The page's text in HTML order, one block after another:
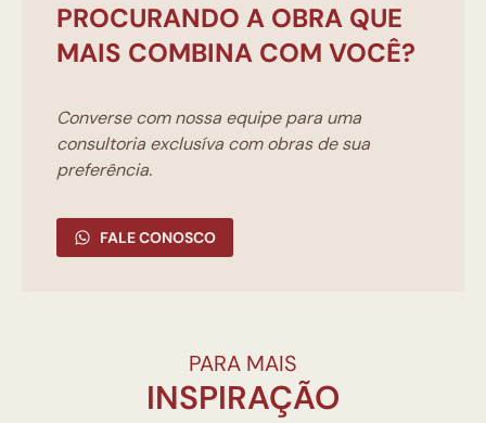
PROCURANDO A OBRA QUE
MAIS COMBINA COM VOCÊ?
Converse com nossa equipe para uma
consultoria exclusíva com obras de sua
preferência.
FALE CONOSCO
PARA MAIS
INSPIRAÇÃO